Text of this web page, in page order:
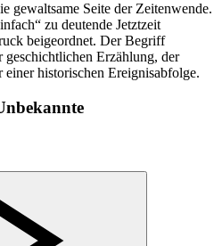
gewaltsame Seite der Zeitenwende.
zu deutende Jetztzeit
beigeordnet. Der Begriff
Erzählung, der
historischen Ereignisabfolge.